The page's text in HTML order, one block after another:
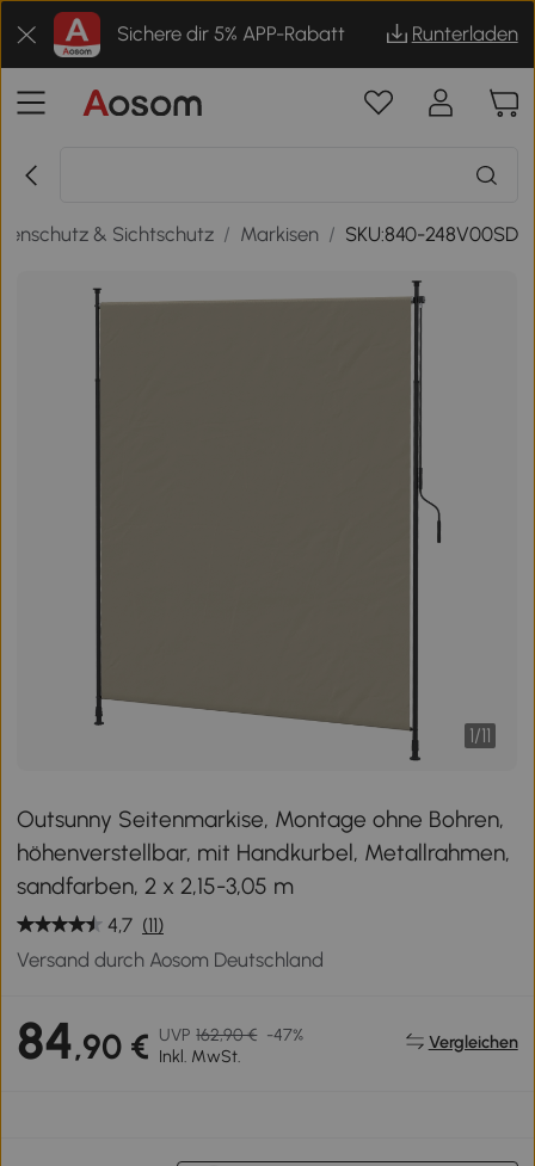
Sichere dir 5% APP-Rabatt Runterladen
& Sichtschutz / Markisen / SKU:840-248V00SD
1/11
Outsunny Seitenmarkise, Montage ohne Bohren,
höhenverstellbar, mit Handkurbel, Metallrahmen,
sandfarben, 2 x 2,15-3,05 m
4,7 (11)
Versand durch Aosom Deutschland
84,90 € UVP 162,90 € -47%
Inkl. MwSt.
Vergleichen